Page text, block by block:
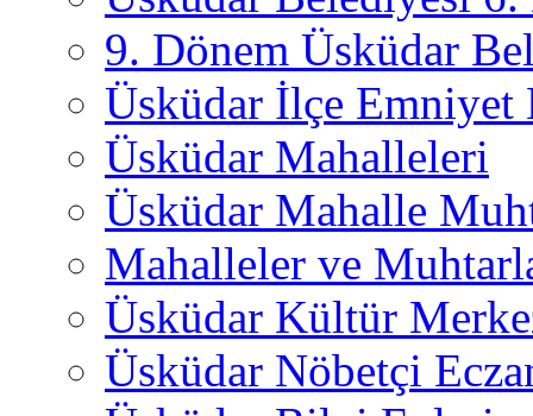
9. Dönem Üsküdar
Üsküdar İlçe
Üsküdar Mahalleleri
Üsküdar Mahalle
Mahalleler ve
Üsküdar Kültür
Üsküdar Nöbetçi